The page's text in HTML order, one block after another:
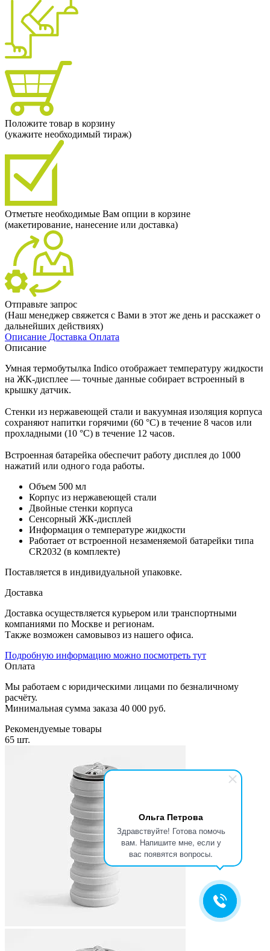
Ольга Петрова
Здравствуйте! Готова помочь
вам. Напишите мне, если у
вас появятся вопросы.
Положите товар в корзину
(укажите необходимый тираж)
Отметьте необходимые Вам опции в корзине
(макетирование, нанесение или доставка)
Отправьте запрос
(Наш менеджер свяжется с Вами в этот же день и расскажет о
дальнейших действиях)
Описание Доставка Оплата
Описание
Умная термобутылка Indico отображает температуру жидкости
на ЖК-дисплее — точные данные собирает встроенный в
крышку датчик.
Стенки из нержавеющей стали и вакуумная изоляция корпуса
сохраняют напитки горячими (60 °C) в течение 8 часов или
прохладными (10 °C) в течение 12 часов.
Встроенная батарейка обеспечит работу дисплея до 1000
нажатий или одного года работы.
Объем 500 мл
Корпус из нержавеющей стали
Двойные стенки корпуса
Сенсорный ЖК-дисплей
Информация о температуре жидкости
Работает от встроенной незаменяемой батарейки типа
CR2032 (в комплекте)
Поставляется в индивидуальной упаковке.
Доставка
Доставка осуществляется курьером или транспортными
компаниями по Москве и регионам.
Также возможен самовывоз из нашего офиса.
Подробную информацию можно посмотреть тут
Оплата
Мы работаем с юридическими лицами по безналичному
расчёту.
Минимальная сумма заказа 40 000 руб.
Рекомендуемые товары
65 шт.